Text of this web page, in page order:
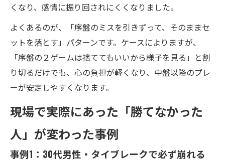
くなり、感情に振り回されにくくなりました。
よくあるのが、「序盤のミスを引きずって、そのままセ
ットを落とす」パターンです。ケースによりますが、
「序盤の２ゲームは捨ててもいいから様子を見る」と割
り切るだけでも、心の負担が軽くなり、中盤以降のプレ
ーが安定しやすくなります。
現場で実際にあった「勝てなかった
人」が変わった事例
事例1：30代男性・タイブレークで必ず崩れる